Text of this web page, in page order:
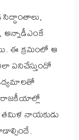
ఈ క్రమంలో ఆ
పనిచేస్తుందో
రాజకీయాల్లో
తమిళ నాయకుడు